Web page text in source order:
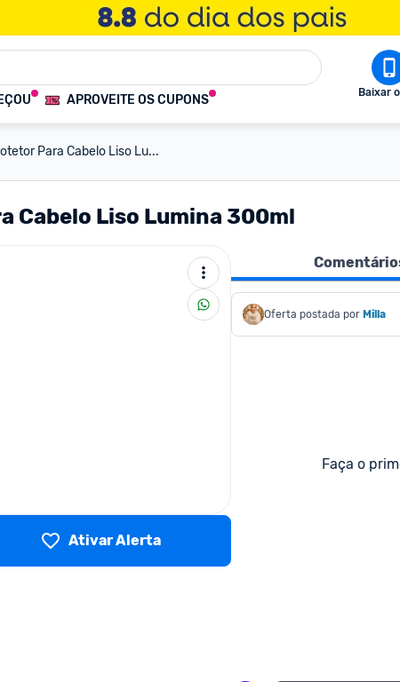
APROVEITE OS CUPONS Baixar
Para Cabelo Liso Lu...
Cabelo Liso Lumina 300ml
Ativar Alerta
Oferta postada por Milla
Faça o